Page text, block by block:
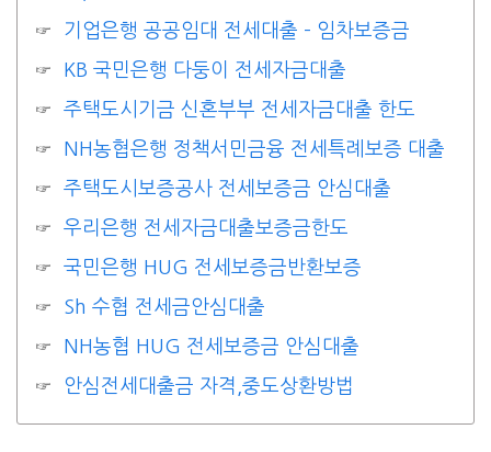
기업은행 공공임대 전세대출 – 임차보증금
KB 국민은행 다둥이 전세자금대출
주택도시기금 신혼부부 전세자금대출 한도
NH농협은행 정책서민금융 전세특례보증 대출
주택도시보증공사 전세보증금 안심대출
우리은행 전세자금대출보증금한도
국민은행 HUG 전세보증금반환보증
Sh 수협 전세금안심대출
NH농협 HUG 전세보증금 안심대출
안심전세대출금 자격,중도상환방법